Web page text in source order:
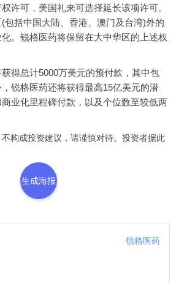
许可，美国礼来可选择延长该项许可。
包括中国大陆、香港、澳门及台湾)外的
。锐格医药将保留在大中华区的上述权
总计5000万美元的预付款，其中包
锐格医药还将获得最高15亿美元的潜
业化里程碑付款，以及个位数至较低两
成投资建议，请谨慎对待。投资者据此
生成海报
锐格医药